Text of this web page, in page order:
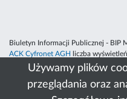
Używamy plików
przeglądania oraz
Biuletyn Informacji Publicznej - BIP
ACK Cyfronet AGH
liczba